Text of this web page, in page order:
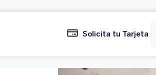
Solicita tu Tarjeta